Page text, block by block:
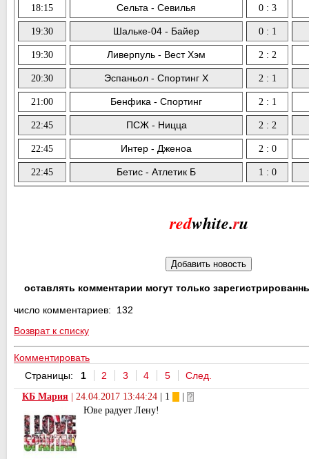
18:15 Сельта - Севилья 0 : 3
19:30 Шальке-04 - Байер 0 : 1
19:30 Ливерпуль - Вест Хэм 2 : 2
20:30 Эспаньол - Спортинг Х 2 : 1
21:00 Бенфика - Спортинг 2 : 1
22:45 ПСЖ - Ницца 2 : 2
22:45 Интер - Дженоа 2 : 0
22:45 Бетис - Атлетик Б 1 : 0
redwhite.ru
оставлять комментарии могут только
число комментариев: 132
Возврат к списку
Комментировать
Страницы:
1 2 3 4 5 След.
КБ Мария | 24.04.2017 13:44:24 | 1
|
Юве радует Лену!